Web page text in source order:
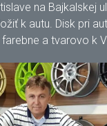
na Bajkalskej
k autu. Disk pri
a tvarovo k